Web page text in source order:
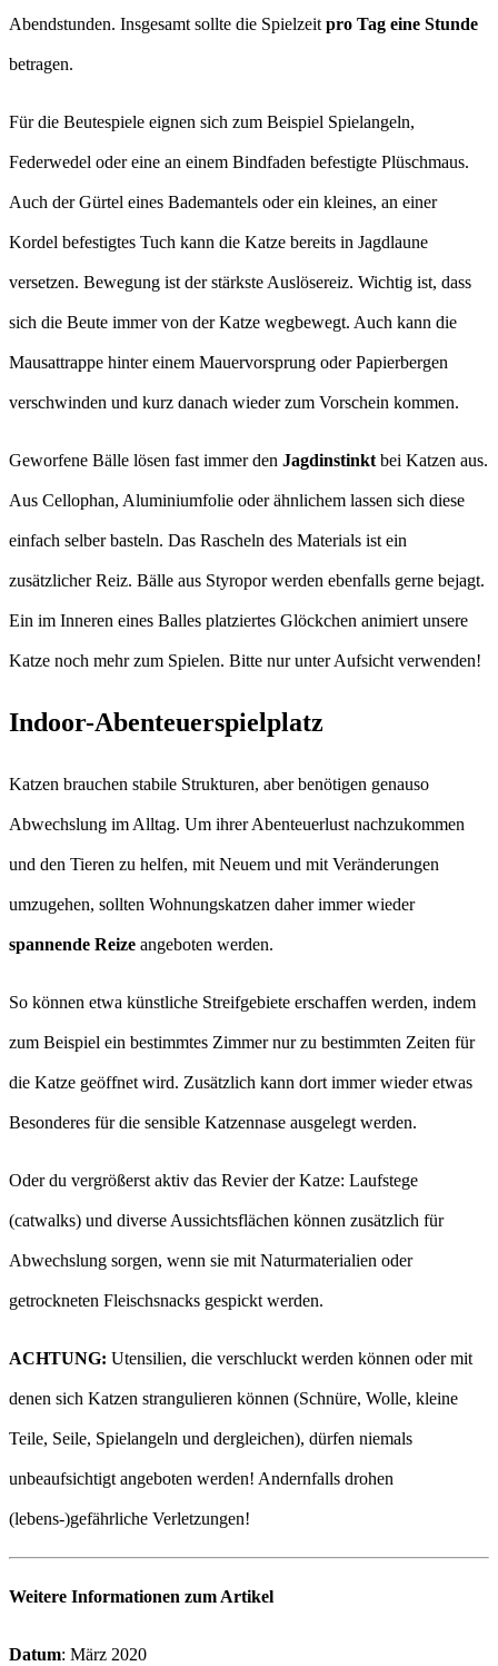
Abendstunden. Insgesamt sollte die Spielzeitpro Tag eine Stunde
betragen.
Für die Beutespiele eignen sich zum Beispiel Spielangeln,
Federwedel oder eine an einem Bindfaden befestigte Plüschmaus.
Auch der Gürtel eines Bademantels oder ein kleines, an einer
Kordel befestigtes Tuch kann die Katze bereits in Jagdlaune
versetzen. Bewegung ist der stärkste Auslösereiz. Wichtig ist, dass
sich die Beute immer von der Katze wegbewegt. Auch kann die
Mausattrappe hinter einem Mauervorsprung oder Papierbergen
verschwinden und kurz danach wieder zum Vorschein kommen.
Geworfene Bälle lösen fast immer den Jagdinstinktbei Katzen aus.
Aus Cellophan, Aluminiumfolie oder ähnlichem lassen sich diese
einfach selber basteln. Das Rascheln des Materials ist ein
zusätzlicher Reiz. Bälle aus Styropor werden ebenfalls gerne bejagt.
Ein im Inneren eines Balles platziertes Glöckchen animiert unsere
Katze noch mehr zum Spielen. Bitte nur unter Aufsicht verwenden!
Indoor-Abenteuerspielplatz
Katzen brauchen stabile Strukturen, aber benötigen genauso
Abwechslung im Alltag. Um ihrer Abenteuerlust nachzukommen
und den Tieren zu helfen, mit Neuem und mit Veränderungen
umzugehen, sollten Wohnungskatzen daher immer wieder
spannende Reize angeboten werden.
So können etwa künstliche Streifgebiete erschaffen werden, indem
zum Beispiel ein bestimmtes Zimmer nur zu bestimmten Zeiten für
die Katze geöffnet wird. Zusätzlich kann dort immer wieder etwas
Besonderes für die sensible Katzennase ausgelegt werden.
Oder du vergrößerst aktiv das Revier der Katze: Laufstege
(catwalks) und diverse Aussichtsflächen können zusätzlich für
Abwechslung sorgen, wenn sie mit Naturmaterialien oder
getrockneten Fleischsnacks gespickt werden.
ACHTUNG: Utensilien, die verschluckt werden können oder mit
denen sich Katzen strangulieren können (Schnüre, Wolle, kleine
Teile, Seile, Spielangeln und dergleichen), dürfen niemals
unbeaufsichtigt angeboten werden! Andernfalls drohen
(lebens-)gefährliche Verletzungen!
Weitere Informationen zum Artikel
Datum: März 2020